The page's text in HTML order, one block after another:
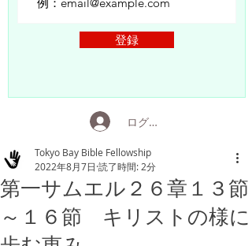
登録
ログイン
第一サムエル２６章１３節
～１６節 キリストの様に
Tokyo Bay Bible Fellowship
2022年8月7日 読了時間: 2分